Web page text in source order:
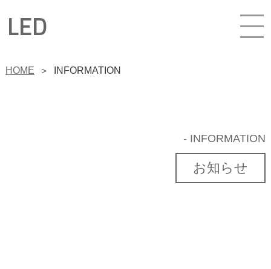
LED
HOME ＞ INFORMATION
- INFORMATION
お知らせ